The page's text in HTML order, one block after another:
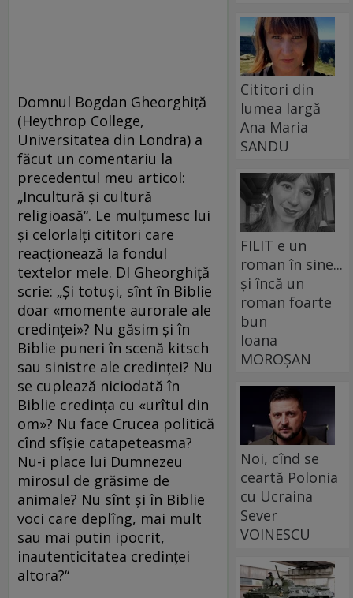
Domnul Bogdan Gheorghiţă
(Heythrop College,
Universitatea din Londra) a
făcut un comentariu la
precedentul meu articol:
„Incultură şi cultură
religioasă“. Le mulţumesc lui
şi celorlalţi cititori care
reacţionează la fondul
textelor mele. Dl Gheorghiţă
scrie: „Şi totuşi, sînt în Biblie
doar «momente aurorale ale
credinței»? Nu găsim şi în
Biblie puneri în scenă kitsch
sau sinistre ale credinţei? Nu
se cuplează niciodată în
Biblie credinţa cu «urîtul din
om»? Nu face Crucea politică
cînd sfîşie catapeteasma?
Nu-i place lui Dumnezeu
mirosul de grăsime de
animale? Nu sînt şi în Biblie
voci care deplîng, mai mult
sau mai putin ipocrit,
inautenticitatea credinţei
altora?“
Cititori din
lumea largă
Ana Maria
SANDU
FILIT e un
roman în sine...
și încă un
roman foarte
bun
Ioana
MOROȘAN
Noi, cînd se
ceartă Polonia
cu Ucraina
Sever
VOINESCU